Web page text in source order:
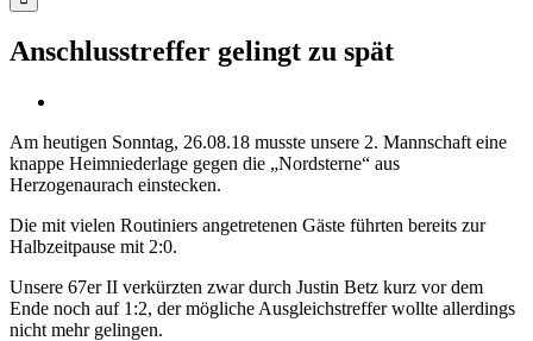
Anschlusstreffer gelingt zu spät
Bild
Am heutigen Sonntag, 26.08.18 musste unsere 2. Mannschaft eine
knappe Heimniederlage gegen die „Nordsterne“ aus
Herzogenaurach einstecken.
Die mit vielen Routiniers angetretenen Gäste führten bereits zur
Halbzeitpause mit 2:0.
Unsere 67er II verkürzten zwar durch Justin Betz kurz vor dem
Ende noch auf 1:2, der mögliche Ausgleichstreffer wollte allerdings
nicht mehr gelingen.